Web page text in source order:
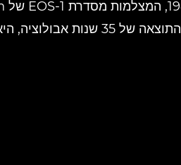
התוצאה של 35 שנות אבולוציה, היא EOS R1 עם הפנים לעתיד כמצלמת ה-EOS הייצוגית שלנו.